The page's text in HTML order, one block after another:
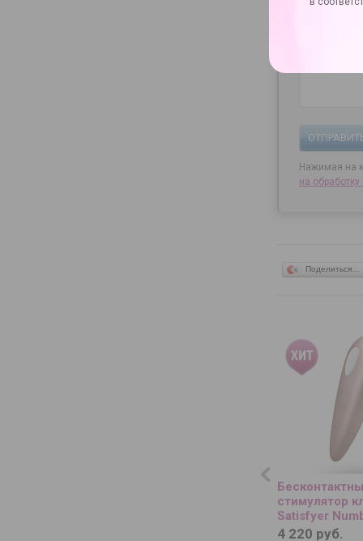
Нажимая на
на
Поделиться…
стимулятор
Satisfyer
4 220 руб.